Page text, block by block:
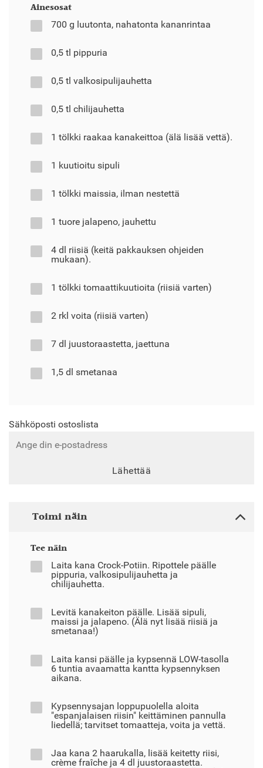
Ainesosat
700 g luutonta, nahatonta kananrintaa
0,5 tl pippuria
0,5 tl valkosipulijauhetta
0,5 tl chilijauhetta
1 tölkki raakaa kanakeittoa (älä lisää vettä).
1 kuutioitu sipuli
1 tölkki maissia, ilman nestettä
1 tuore jalapeno, jauhettu
4 dl riisiä (keitä pakkauksen ohjeiden
mukaan).
1 tölkki tomaattikuutioita (riisiä varten)
2 rkl voita (riisiä varten)
7 dl juustoraastetta, jaettuna
1,5 dl smetanaa
Sähköposti ostoslista
Lähettää
Toimi näin
Tee näin
Laita kana Crock-Potiin. Ripottele päälle
pippuria, valkosipulijauhetta ja
chilijauhetta.
Levitä kanakeiton päälle. Lisää sipuli,
maissi ja jalapeno. (Älä nyt lisää riisiä ja
smetanaa!)
Laita kansi päälle ja kypsennä LOW-tasolla
6 tuntia avaamatta kantta kypsennyksen
aikana.
Kypsennysajan loppupuolella aloita
"espanjalaisen riisin" keittäminen pannulla
liedellä; tarvitset tomaatteja, voita ja vettä.
Jaa kana 2 haarukalla, lisää keitetty riisi,
crème fraîche ja 4 dl juustoraastetta.